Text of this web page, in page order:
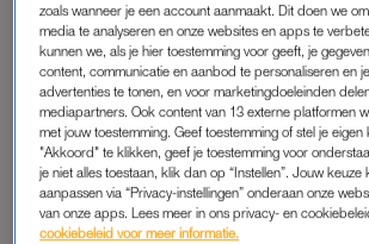
#IKDOENIETMEERMEE
De actie leidt tot boze reacties, ook van het
‘Mensen die meedoen aan
uit om een kijkje te nemen op de IC’,
recoveryverpleegkundige Don Roelofsen uit
Twitter. ‘Daar wordt namelijk met man en
patiënten die nog wél graag mee willen
zoals wanneer je een account aanmaakt. Dit doen we
media te analyseren en onze websites en apps te
kunnen we, als je hier toestemming voor geeft, je
content, communicatie en aanbod te personaliseren en
advertenties te tonen, en voor marketingdoeleinden
mediapartners. Ook content van 13 externe platformen
met jouw toestemming. Geef toestemming of stel je
"Akkoord" te klikken, geef je toestemming voor
je niet alles toestaan, klik dan op “Instellen”. Jouw keuze
aanpassen via “Privacy-instellingen” onderaan onze
van onze apps. Lees meer in ons privacy- en
cookiebeleid voor meer informatie.